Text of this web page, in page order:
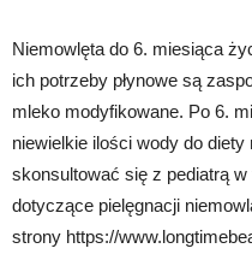
Niemowlęta do 6. miesiąca
ich potrzeby płynowe są
mleko modyfikowane. Po 6.
niewielkie ilości wody do
skonsultować się z pediatrą
dotyczące pielęgnacji
strony https://